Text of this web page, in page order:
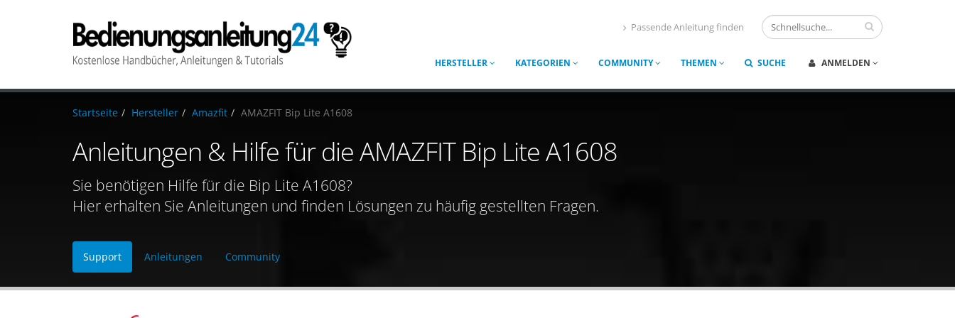
Passende Anleitung finden
HERSTELLER KATEGORIEN COMMUNITY THEMEN SUCHE ANMELDEN
Startseite Hersteller Amazfit AMAZFIT Bip Lite A1608
Anleitungen & Hilfe für die AMAZFIT Bip Lite A1608
Sie benötigen Hilfe für die Bip Lite A1608?
Hier erhalten Sie Anleitungen und finden Lösungen zu häufig gestellten Fragen.
Support Anleitungen Community